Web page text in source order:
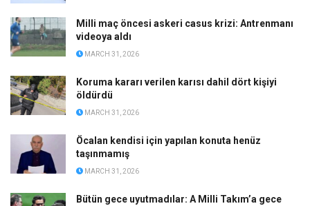
Milli maç öncesi askeri casus krizi: Antrenmanı
videoya aldı
MARCH 31, 2026
Koruma kararı verilen karısı dahil dört kişiyi
öldürdü
MARCH 31, 2026
Öcalan kendisi için yapılan konuta henüz
taşınmamış
MARCH 31, 2026
Bütün gece uyutmadılar: A Milli Takım’a gece